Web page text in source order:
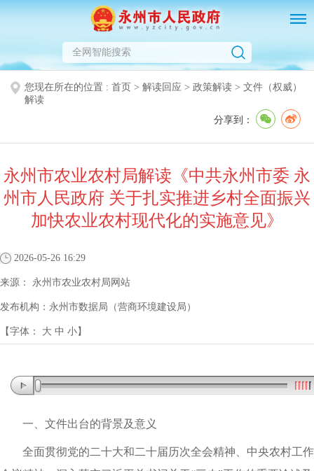
您现在所在的位置 : 首页 > 解读回应 > 政策解读 > 文件（权威）
解读
分享到：
永州市农业农村局解读《中共永州市委 永
州市人民政府 关于扎实推进乡村全面振兴
加快农业农村现代化的实施意见》
2026-05-26 16:29
来源： 永州市农业农村局网站
发布机构： 永州市数据局（营商环境建设局）
【字体： 大 中 小】
一、文件出台的背景及意义
全面贯彻党的二十大和二十届历次全会精神、中央农村工作